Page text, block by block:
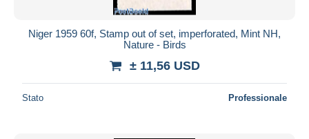
Niger 1959 60f, Stamp out of set, imperforated, Mint NH,
Nature - Birds
± 11,56 USD
Stato Professionale